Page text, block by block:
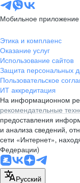
Мобильное приложение
Этика и комплаенс
Оказание услуг
Использование сайтов
Защита персональных
Пользовательское
ИТ аккредитация
На информационном
рекомендательные
предоставления
и анализа сведений,
сети «Интернет»,
Федерации)
Русский